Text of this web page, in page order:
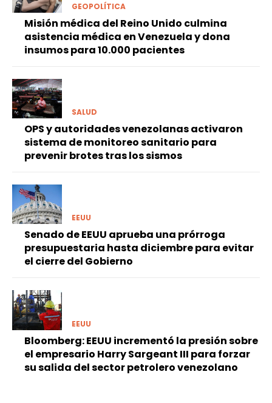
GEOPOLÍTICA
Misión médica del Reino Unido culmina
asistencia médica en Venezuela y dona
insumos para 10.000 pacientes
SALUD
OPS y autoridades venezolanas activaron
sistema de monitoreo sanitario para
prevenir brotes tras los sismos
EEUU
Senado de EEUU aprueba una prórroga
presupuestaria hasta diciembre para evitar
el cierre del Gobierno
EEUU
Bloomberg: EEUU incrementó la presión sobre
el empresario Harry Sargeant III para forzar
su salida del sector petrolero venezolano